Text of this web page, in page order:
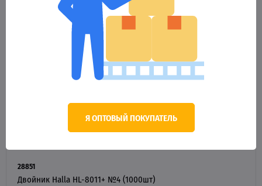
28851
Двойник Halla HL-8011+ №4 (1000шт)
Я ОПТОВЫЙ ПОКУПАТЕЛЬ